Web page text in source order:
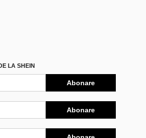
LA SHEIN
Abonare
Abonare